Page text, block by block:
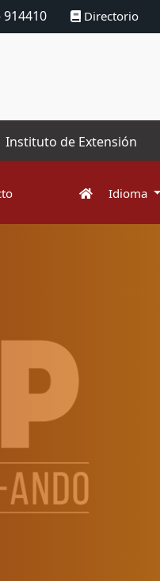
914410 Directorio
Instituto de Extensión
Idioma